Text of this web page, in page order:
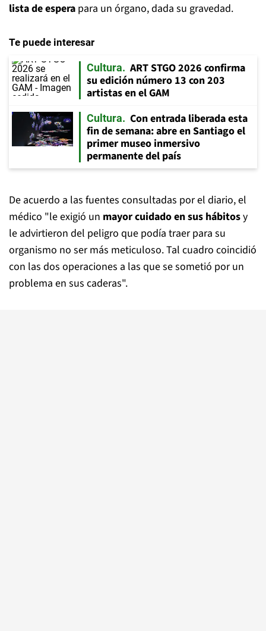
lista de espera para un órgano, dada su gravedad.
Te puede interesar
Cultura
ART STGO 2026 confirma
su edición número 13 con 203
artistas en el GAM
Cultura
Con entrada liberada esta
fin de semana: abre en Santiago el
primer museo inmersivo
permanente del país
De acuerdo a las fuentes consultadas por el diario, el
médico "le exigió un mayor cuidado en sus hábitosy
le advirtieron del peligro que podía traer para su
organismo no ser más meticuloso. Tal cuadro coincidió
con las dos operaciones a las que se sometió por un
problema en sus caderas".